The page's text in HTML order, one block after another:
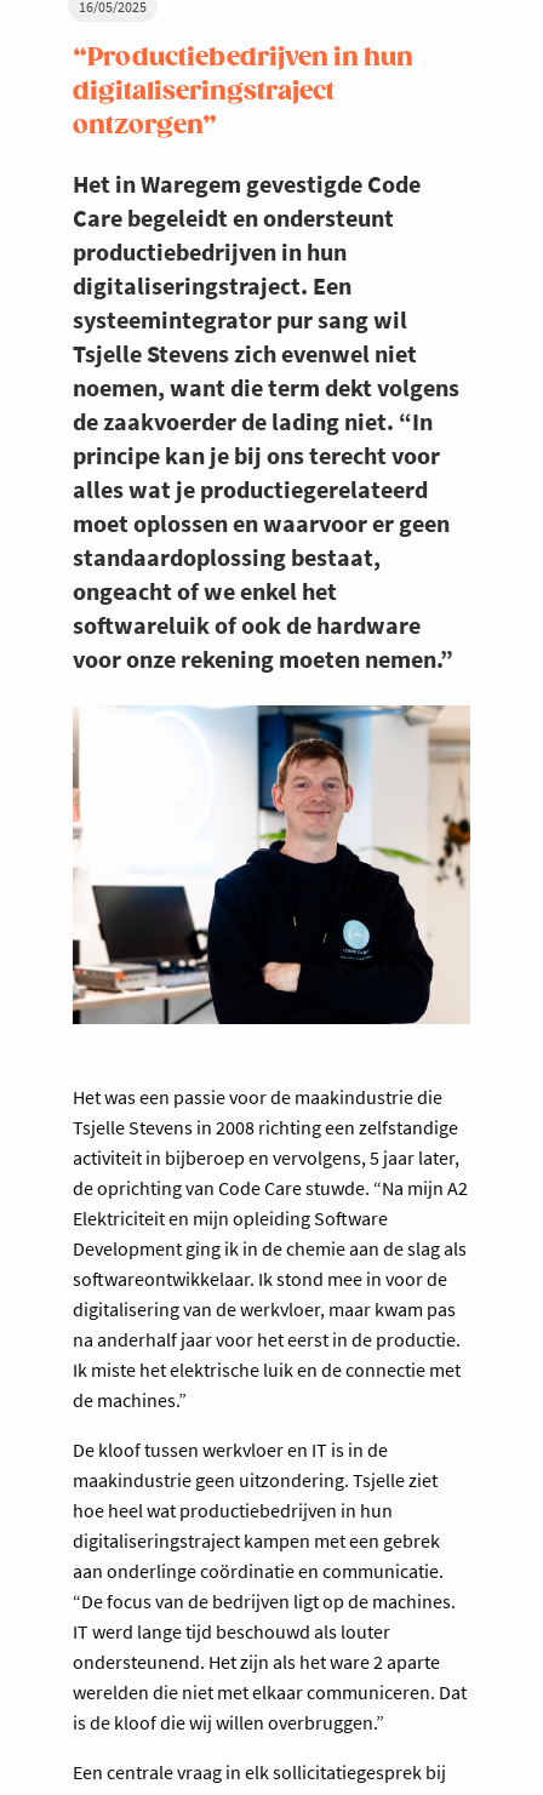
16/05/2025
“Productiebedrijven in hun
digitaliseringstraject
ontzorgen”
Het in Waregem gevestigde Code
Care begeleidt en ondersteunt
productiebedrijven in hun
digitaliseringstraject. Een
systeemintegrator pur sang wil
Tsjelle Stevens zich evenwel niet
noemen, want die term dekt volgens
de zaakvoerder de lading niet. “In
principe kan je bij ons terecht voor
alles wat je productiegerelateerd
moet oplossen en waarvoor er geen
standaardoplossing bestaat,
ongeacht of we enkel het
softwareluik of ook de hardware
voor onze rekening moeten nemen.”
Het was een passie voor de maakindustrie die
Tsjelle Stevens in 2008 richting een zelfstandige
activiteit in bijberoep en vervolgens, 5 jaar later,
de oprichting van Code Care stuwde. “Na mijn A2
Elektriciteit en mijn opleiding Software
Development ging ik in de chemie aan de slag als
softwareontwikkelaar. Ik stond mee in voor de
digitalisering van de werkvloer, maar kwam pas
na anderhalf jaar voor het eerst in de productie.
Ik miste het elektrische luik en de connectie met
de machines.”
De kloof tussen werkvloer en IT is in de
maakindustrie geen uitzondering. Tsjelle ziet
hoe heel wat productiebedrijven in hun
digitaliseringstraject kampen met een gebrek
aan onderlinge coördinatie en communicatie.
“De focus van de bedrijven ligt op de machines.
IT werd lange tijd beschouwd als louter
ondersteunend. Het zijn als het ware 2 aparte
werelden die niet met elkaar communiceren. Dat
is de kloof die wij willen overbruggen.”
Een centrale vraag in elk sollicitatiegesprek bij